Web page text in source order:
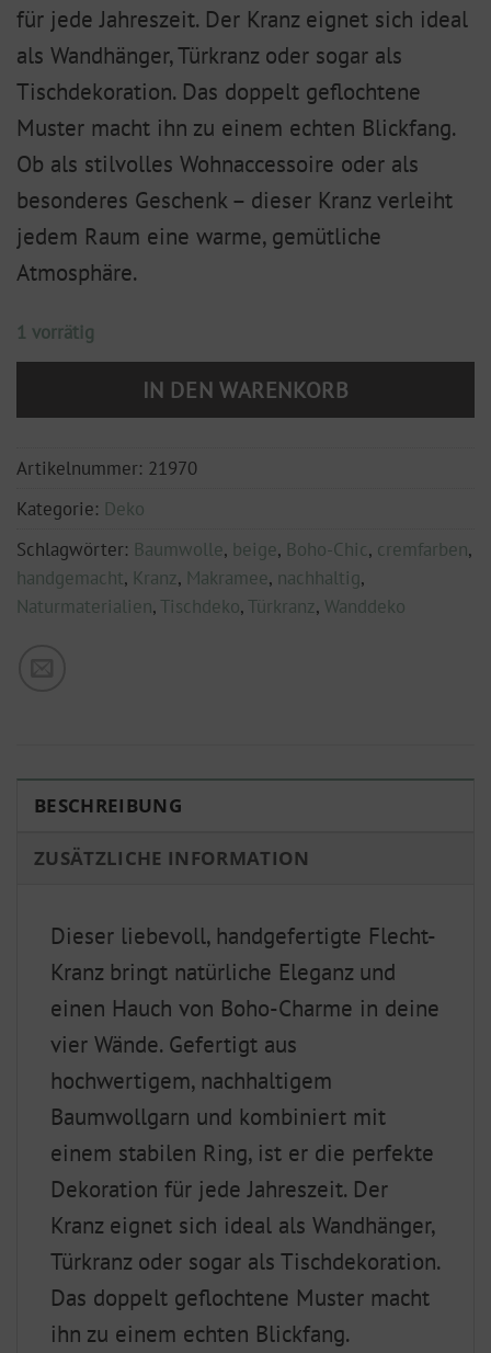
für jede Jahreszeit. Der Kranz eignet sich ideal
als Wandhänger, Türkranz oder sogar als
Tischdekoration. Das doppelt geflochtene
Muster macht ihn zu einem echten Blickfang.
Ob als stilvolles Wohnaccessoire oder als
besonderes Geschenk – dieser Kranz verleiht
jedem Raum eine warme, gemütliche
Atmosphäre.
1 vorrätig
IN DEN WARENKORB
Artikelnummer: 21970
Kategorie: Deko
Schlagwörter: Baumwolle, beige, Boho-Chic, cremfarben,
handgemacht, Kranz, Makramee, nachhaltig,
Naturmaterialien, Tischdeko, Türkranz, Wanddeko
BESCHREIBUNG
ZUSÄTZLICHE INFORMATION
Dieser liebevoll, handgefertigte Flecht-
Kranz bringt natürliche Eleganz und
einen Hauch von Boho-Charme in deine
vier Wände. Gefertigt aus
hochwertigem, nachhaltigem
Baumwollgarn und kombiniert mit
einem stabilen Ring, ist er die perfekte
Dekoration für jede Jahreszeit. Der
Kranz eignet sich ideal als Wandhänger,
Türkranz oder sogar als Tischdekoration.
Das doppelt geflochtene Muster macht
ihn zu einem echten Blickfang.